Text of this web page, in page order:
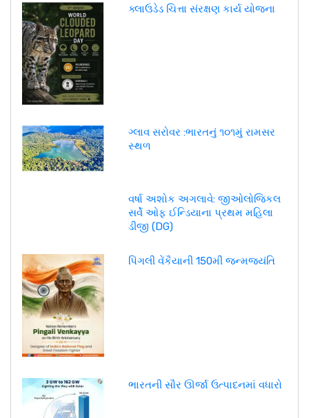
ક્લાઉડેડ ચિત્તા સંરક્ષણ કાર્ય યોજના
ગ્લાવ સરોવર :ભારતનું ૧૦૧મું રામસર
સ્થળ
વર્ષા અશોક અગલાવે: જીઓલોજિકલ
સર્વે ઓફ ઈન્ડિયાના પ્રથમ મહિલા
ડીજી (DG)
પિંગલી વેંકૈયાની 150મી જન્મજયંતિ
ભારતની સૌર ઊર્જા ઉત્પાદનમાં વધારો